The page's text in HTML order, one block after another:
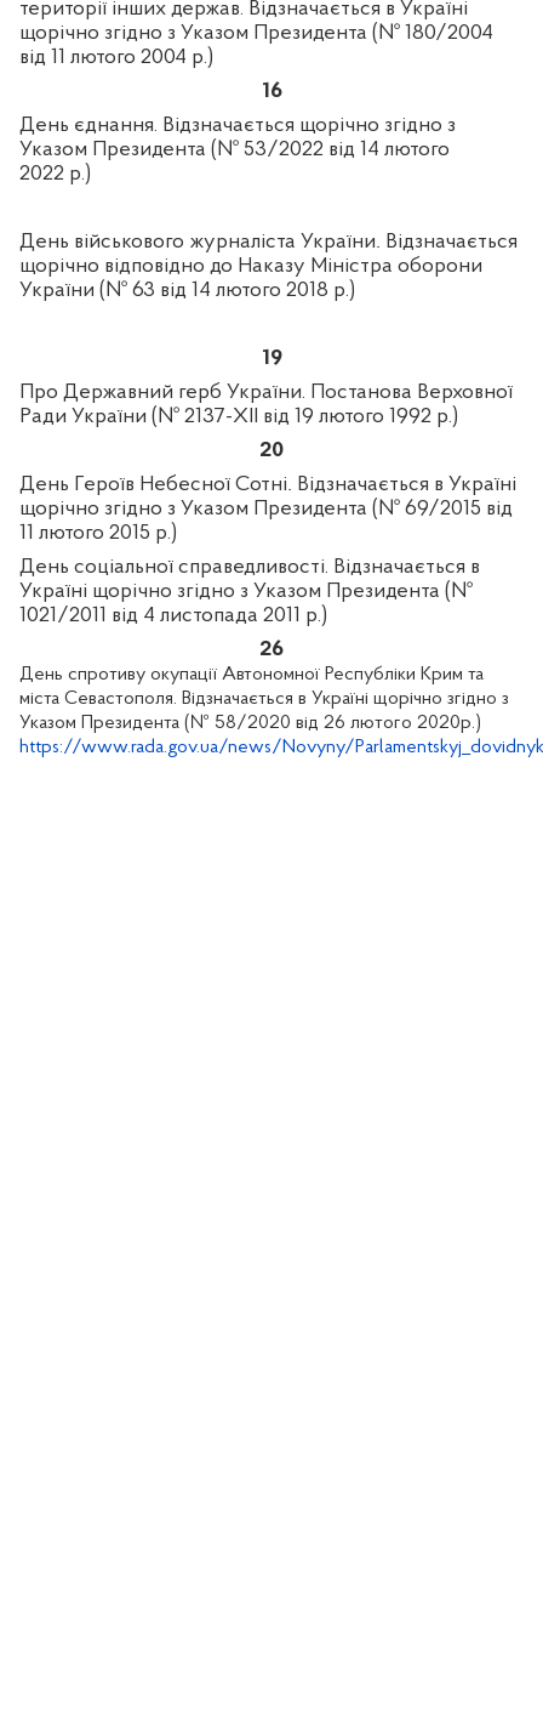
території інших держав. Відзначається в Україні
щорічно згідно з Указом Президента (№ 180/2004
від 11 лютого 2004 р.)
16
День єднання. Відзначається щорічно згідно з
Указом Президента (№ 53/2022 від 14 лютого
2022 р.)
День військового журналіста України. Відзначається
щорічно відповідно до Наказу Міністра оборони
України (№ 63 від 14 лютого 2018 р.)
19
Про Державний герб України. Постанова Верховної
Ради України (№ 2137-XII від 19 лютого 1992 р.)
20
День Героїв Небесної Сотні. Відзначається в Україні
щорічно згідно з Указом Президента (№ 69/2015 від
11 лютого 2015 р.)
День соціальної справедливості. Відзначається в
Україні щорічно згідно з Указом Президента (№
1021/2011 від 4 листопада 2011 р.)
26
День спротиву окупації Автономної Республіки Крим та
міста Севастополя. Відзначається в Україні щорічно згідно з
Указом Президента (№ 58/2020 від 26 лютого 2020р.)
https://www.rada.gov.ua/news/Novyny/